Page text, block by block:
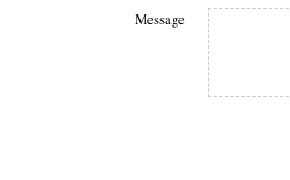
Message